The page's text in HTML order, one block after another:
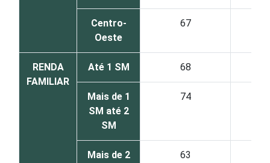
Centro-
Oeste
67
RENDA
FAMILIAR
Até 1 SM 68
Mais de 1
SM até 2
SM
74
Mais de 2
63